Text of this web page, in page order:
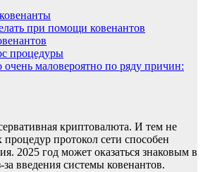
при помощи ковенантов
процедуры
очень маловероятно по ряду причин:
криптовалюта. И тем не
протокол сети способен
2025 год может оказаться знаковым в
введения системы ковенантов.